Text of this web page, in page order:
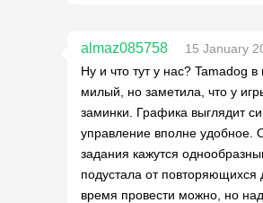
almaz085758
15 January
Ну и что тут у нас? Tamadog
милый, но заметила, что у
заминки. Графика выглядит
управление вполне удобное.
задания кажутся
подустала от повторяющихся
время провести можно, но